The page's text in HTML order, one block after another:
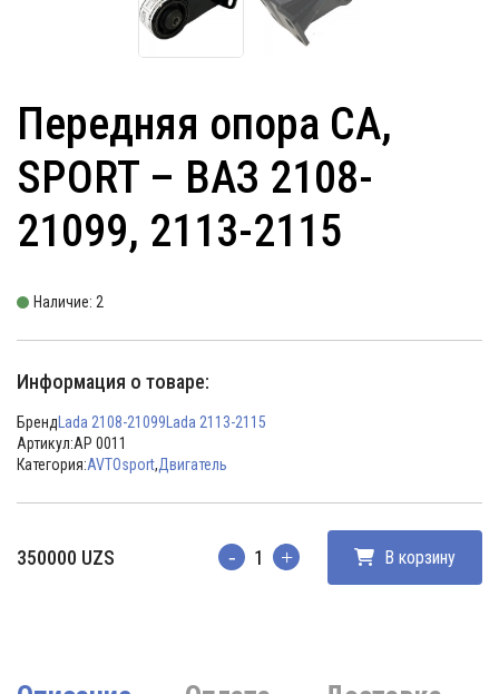
Передняя опора СА,
SPORT – ВАЗ 2108-
21099, 2113-2115
Наличие: 2
Информация о товаре:
Бренд Lada 2108-21099 Lada 2113-2115
Артикул:AP 0011
Категория:AVTOsport,Двигатель
350000 UZS Количество В корзину